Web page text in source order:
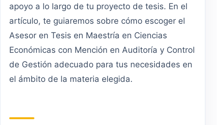
apoyo a lo largo de tu proyecto de tesis. En el
artículo, te guiaremos sobre cómo escoger el
Asesor en Tesis en Maestría en Ciencias
Económicas con Mención en Auditoría y Control
de Gestión adecuado para tus necesidades en
el ámbito de la materia elegida.